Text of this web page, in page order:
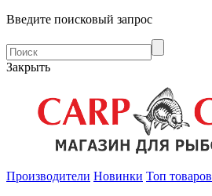
Введите поисковый запрос
Закрыть
Производители Новинки Топ товаров